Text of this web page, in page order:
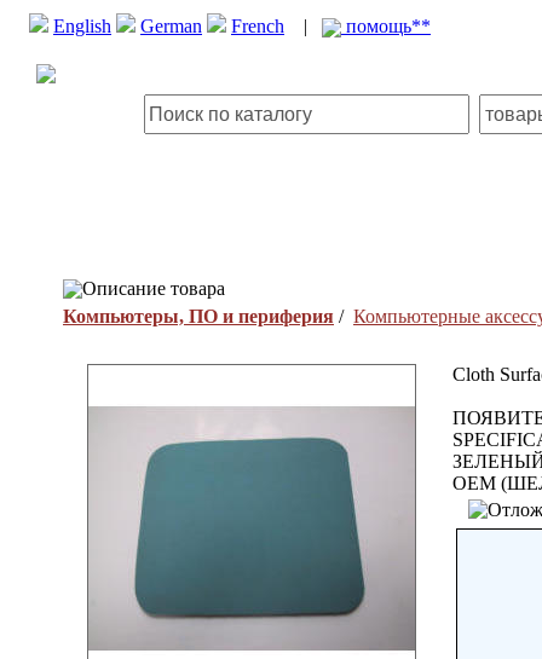
English German French | помощь**
Описание товара
Компьютеры, ПО и периферия / Компьютерные
Cloth
OEM